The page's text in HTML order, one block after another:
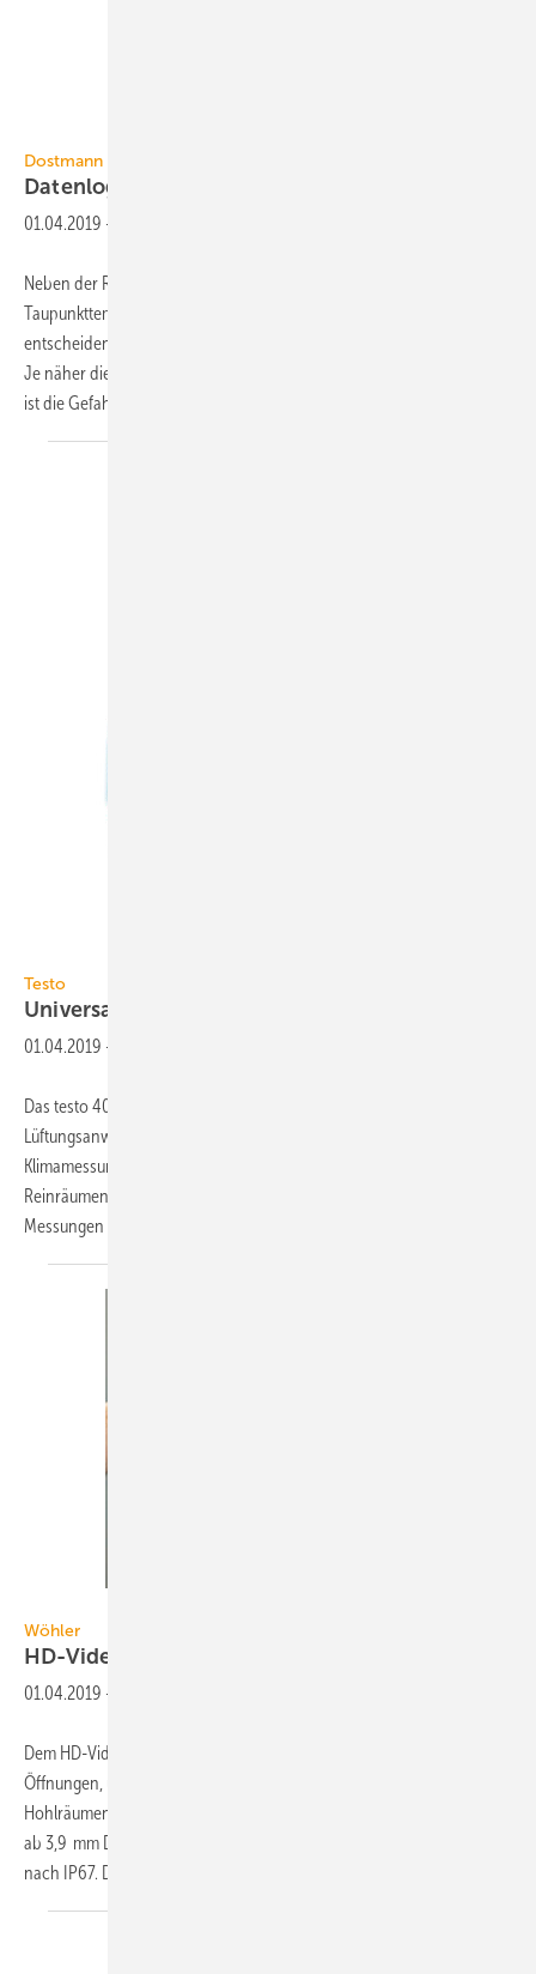
Dostmann
Datenlogger mit
01.04.2019 -
Neben der Raumluftfeuchte ist der Abstand zwischen der
Taupunkttemperatur und der Oberflächentemperatur ein
entscheidender Faktor für die Bewertung einer Schimmelgefährdung:
Je näher die beiden Temperaturwerte zusammenliegen, desto höher
ist die Gefahr von Schimmelbildung. Der
Testo
Universal-Klimamessgerät
01.04.2019 -
Das testo 400 ist ein Universal-Messgerät für sämtliche Klima- und
Lüftungsanwendungen. Durch das breite Sonden-Sortiment sind auch
Klimamessungen mit höchster Anforderung an Präzision in
Reinräumen, Laboren und industriellen Anwendungen sowie
Messungen in Flüssigkeiten oder
Wöhler
HD-Videoskop für kleinste
01.04.2019 -
Dem HD-Videoskop Wöhler VE 400 reichen bereits kleinste
Öffnungen, um gestochen scharfe Bilder in HD-Qualität aus
Hohlräumen zu liefern. Die Kamera ist mit unterschiedlichen Sonden
ab 3,9 mm Durchmesser erhältlich. Alle Sonden sind wasserdicht
nach IP67. Damit lassen sich